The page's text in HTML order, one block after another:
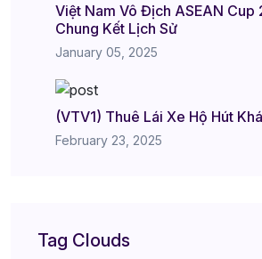
Việt Nam Vô Địch ASEAN Cup
Chung Kết Lịch Sử
January 05, 2025
(VTV1) Thuê Lái Xe Hộ Hút
February 23, 2025
Tag Clouds